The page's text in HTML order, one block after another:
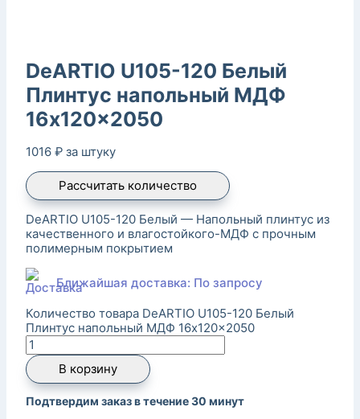
DeARTIO U105-120 Белый
Плинтус напольный МДФ
16x120x2050
1016 ₽ за штуку
Рассчитать количество
DeARTIO U105-120 Белый — Напольный плинтус из
качественного и влагостойкого-МДФ с прочным
полимерным покрытием
Ближайшая доставка: По запросу
Количество товара DeARTIO U105-120 Белый
Плинтус напольный МДФ 16x120x2050
В корзину
Подтвердим заказ в течение 30 минут